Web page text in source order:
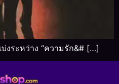
งระหว่าง “ความรัก&# […]